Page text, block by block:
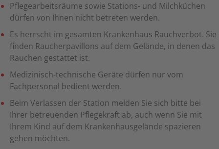
Pflegearbeitsräume sowie Stations- und Milchküchen
dürfen von Ihnen nicht betreten werden.
Es herrscht im gesamten Krankenhaus Rauchverbot. Sie
finden Raucherpavillons auf dem Gelände, in denen das
Rauchen gestattet ist.
Medizinisch-technische Geräte dürfen nur vom
Fachpersonal bedient werden.
Beim Verlassen der Station melden Sie sich bitte bei
Ihrer betreuenden Pflegekraft ab, auch wenn Sie mit
Ihrem Kind auf dem Krankenhausgelände spazieren
gehen möchten.